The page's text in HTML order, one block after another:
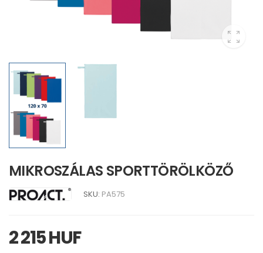
MIKROSZÁLAS SPORTTÖRÖLKÖZŐ
SKU: PA575
2 215 HUF